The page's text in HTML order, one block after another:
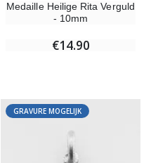
Medaille Heilige Rita Verguld
- 10mm
€14.90
GRAVURE MOGELIJK